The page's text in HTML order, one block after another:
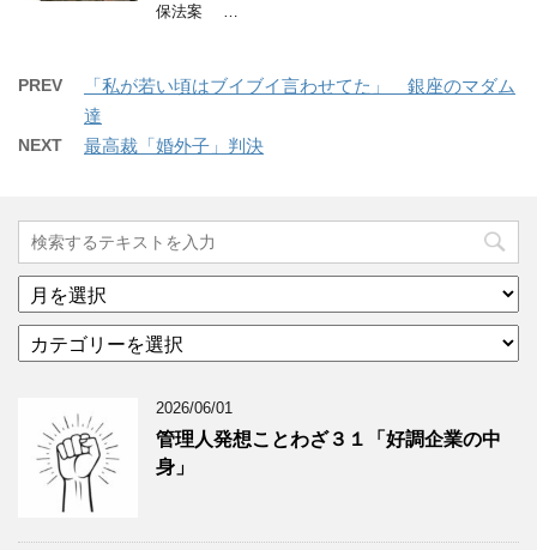
保法案 …
PREV
「私が若い頃はブイブイ言わせてた」 銀座のマダム
達
NEXT 最高裁「婚外子」判決
ア
ー
イ
グ
テ
ー
2026/06/01
管理人発想ことわざ３１「好調企業の中
身」